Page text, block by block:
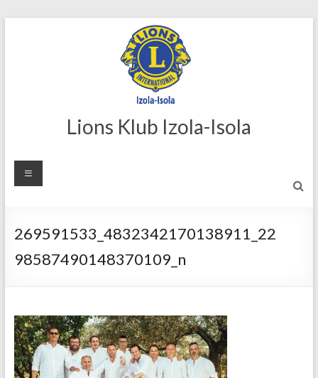
Lions Klub Izola-Isola
269591533_4832342170138911_22
98587490148370109_n